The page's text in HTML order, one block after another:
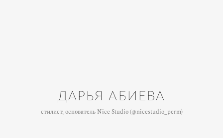
ДАРЬЯ АБИЕВА
стилист, основатель Nice Studio (@nicestudio_perm)